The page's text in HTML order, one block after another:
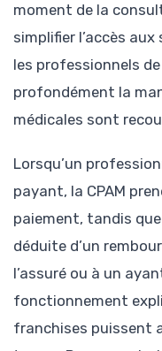
moment de la
simplifier l’accès
les professionnels
profondément la
médicales sont
Lorsqu’un
payant, la CPAM
paiement, tandis
déduite d’un
l’assuré ou à un
fonctionnement
franchises puissent